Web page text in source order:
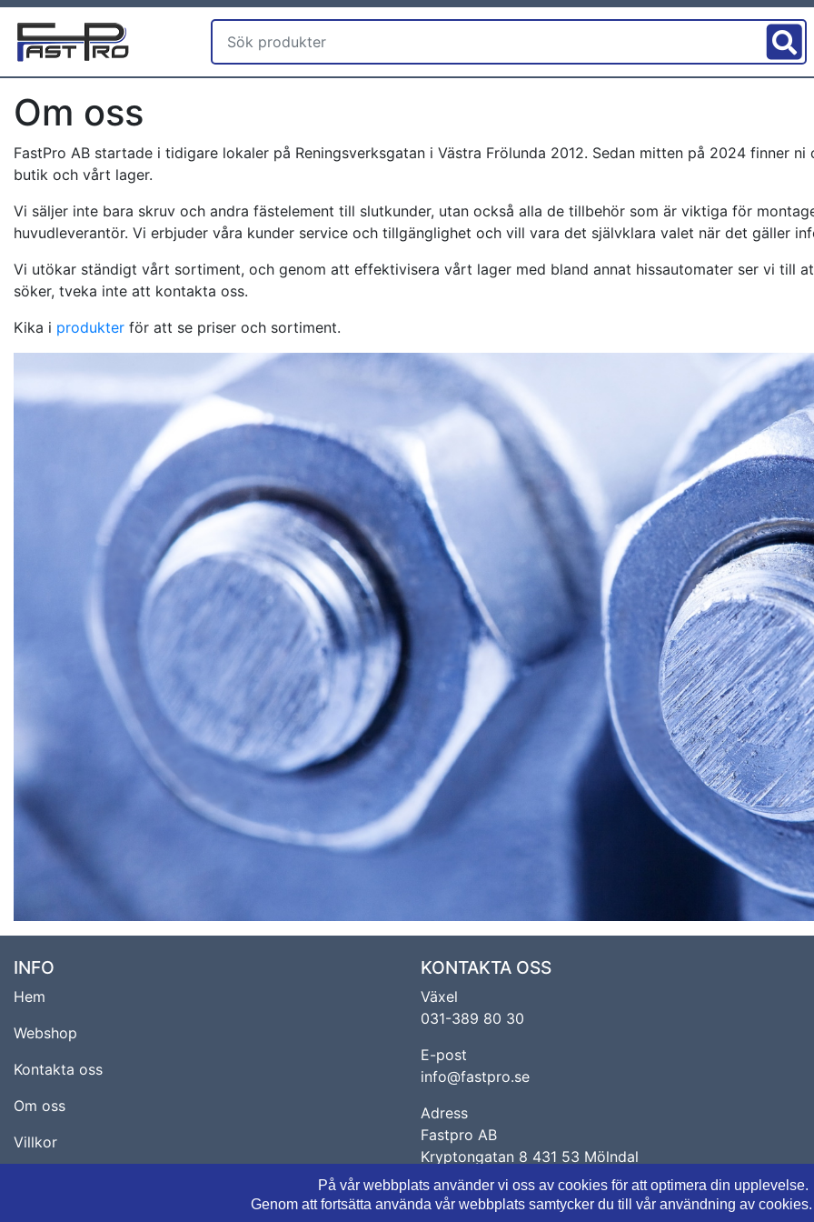
Om oss
FastPro AB startade i tidigare lokaler på Reningsverksgatan i Västra Frölunda 2012. Sedan mitten på 2024 finner
butik och vårt lager.
Vi säljer inte bara skruv och andra fästelement till slutkunder, utan också alla de tillbehör som är viktiga för
huvudleverantör. Vi erbjuder våra kunder service och tillgänglighet och vill vara det självklara valet när det gäller
Vi utökar ständigt vårt sortiment, och genom att effektivisera vårt lager med bland annat hissautomater ser vi till
söker, tveka inte att kontakta oss.
Kika i produkter för att se priser och sortiment.
INFO
Hem
Webshop
Kontakta oss
Om oss
Villkor
KONTAKTA OSS
Växel
031-389 80 30
E-post
info@fastpro.se
Adress
Fastpro AB
Kryptongatan 8 431 53 Mölndal
På vår webbplats använder vi oss av cookies för att optimera din upplevelse.
Genom att fortsätta använda vår webbplats samtycker du till vår användning av cookies.